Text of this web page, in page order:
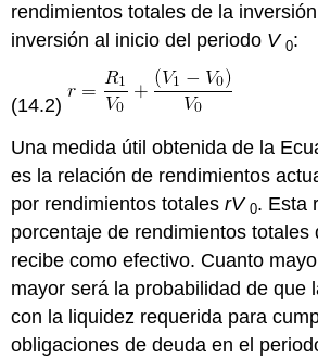
rendimientos totales de la
inversión al inicio del periodo V 0:
(14.2)
Una medida útil obtenida de la
es la relación de rendimientos
por rendimientos totalesrV 0. Esta
porcentaje de rendimientos totales
recibe como efectivo. Cuanto
mayor será la probabilidad de que
con la liquidez requerida para
obligaciones de deuda en el